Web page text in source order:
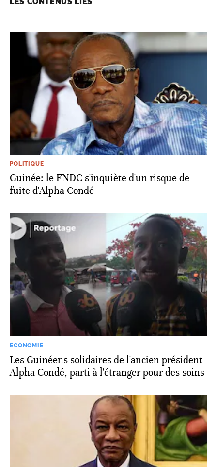
LES CONTENUS LIÉS
POLITIQUE
Guinée: le FNDC s'inquiète d'un risque de
fuite d'Alpha Condé
ECONOMIE
Les Guinéens solidaires de l'ancien président
Alpha Condé, parti à l'étranger pour des soins